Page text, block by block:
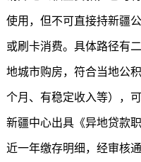
使用，但不可直接持新疆
或刷卡消费。具体路径有
地城市购房，符合当地公
个月、有稳定收入等），
新疆中心出具《异地贷款
近一年缴存明细，经审核